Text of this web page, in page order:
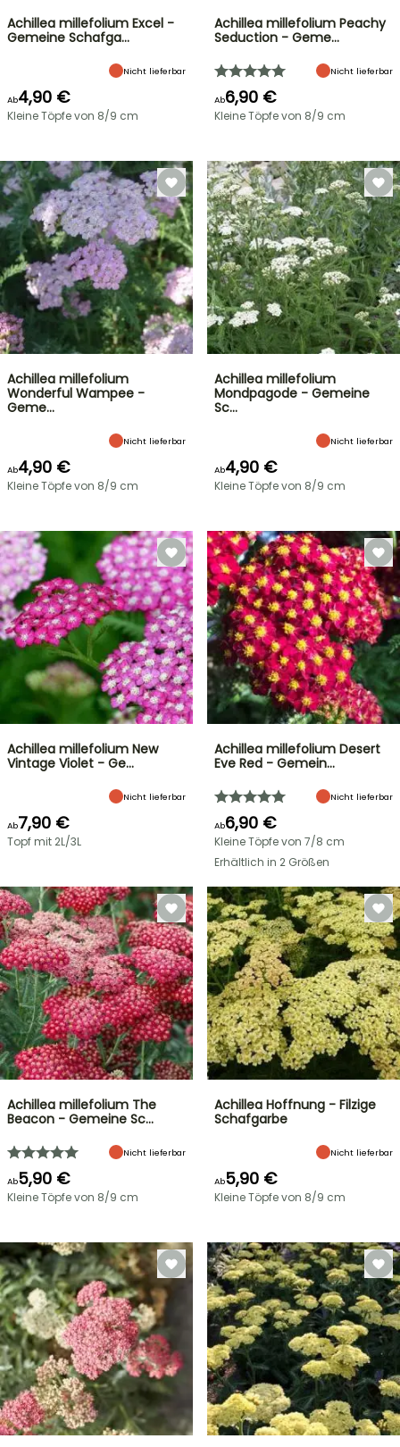
Achillea millefolium Excel -
Gemeine Schafga…
Nicht lieferbar
Ab4,90 €
Kleine Töpfe von 8/9 cm
Achillea millefolium Peachy
Seduction - Geme…
Nicht lieferbar
Ab6,90 €
Kleine Töpfe von 8/9 cm
Achillea millefolium
Wonderful Wampee -
Geme…
Nicht lieferbar
Ab4,90 €
Kleine Töpfe von 8/9 cm
Achillea millefolium
Mondpagode - Gemeine
Sc…
Nicht lieferbar
Ab4,90 €
Kleine Töpfe von 8/9 cm
Achillea millefolium New
Vintage Violet - Ge…
Nicht lieferbar
Ab7,90 €
Topf mit 2L/3L
Achillea millefolium Desert
Eve Red - Gemein…
Nicht lieferbar
Ab6,90 €
Kleine Töpfe von 7/8 cm
Erhältlich in 2 Größen
Achillea millefolium The
Beacon - Gemeine Sc…
Nicht lieferbar
Ab5,90 €
Kleine Töpfe von 8/9 cm
Achillea Hoffnung - Filzige
Schafgarbe
Nicht lieferbar
Ab5,90 €
Kleine Töpfe von 8/9 cm